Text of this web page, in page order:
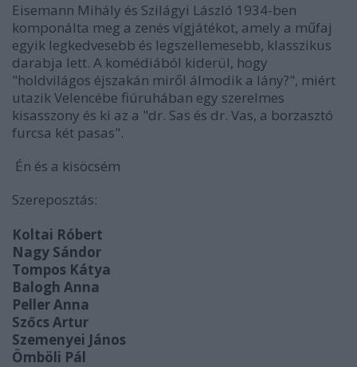
Eisemann Mihály és Szilágyi László 1934-ben
komponálta meg a zenés vígjátékot, amely a műfaj
egyik legkedvesebb és legszellemesebb, klasszikus
darabja lett. A komédiából kiderül, hogy
"holdvilágos éjszakán miről álmodik a lány?", miért
utazik Velencébe fiúruhában egy szerelmes
kisasszony és ki az a "dr. Sas és dr. Vas, a borzasztó
furcsa két pasas".
Én és a kisöcsém
Szereposztás:
Koltai Róbert
Nagy Sándor
Tompos Kátya
Balogh Anna
Peller Anna
Szőcs Artur
Szemenyei János
Ömböli Pál